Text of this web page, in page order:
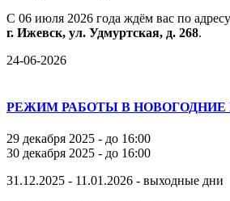
С 06 июля 2026 года ждём вас по
г. Ижевск, ул. Удмуртская, д. 268.
24-06-2026
РЕЖИМ РАБОТЫ В НОВОГОДНИЕ
29 декабря 2025 - до 16:00
30 декабря 2025 - до 16:00
31.12.2025 - 11.01.2026 - выходные дни